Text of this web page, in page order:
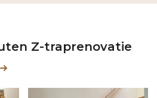
Z-traprenovatie